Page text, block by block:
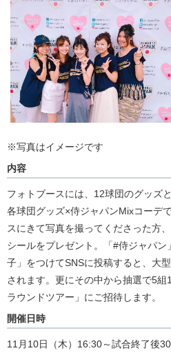
※写真はイメージです
内容
フォトブースには、12球団のグッズ
各球団グッズ×侍ジャパンMixコーデ
スにきて写真を撮ってくださった方
シールをプレゼント。「#侍ジャパ
子」をつけてSNSに投稿すると、大
されます。更にその中から抽選で5
ラウンドツアー」にご招待します。
開催日時
11月10日（木）16:30～試合終了後